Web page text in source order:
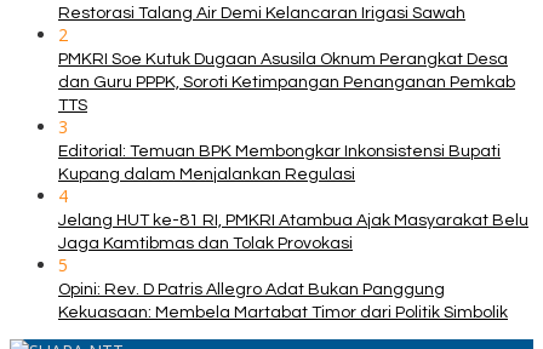
Restorasi Talang Air Demi Kelancaran Irigasi Sawah
2
PMKRI Soe Kutuk Dugaan Asusila Oknum Perangkat Desa
dan Guru PPPK, Soroti Ketimpangan Penanganan Pemkab
TTS
3
Editorial: Temuan BPK Membongkar Inkonsistensi Bupati
Kupang dalam Menjalankan Regulasi
4
Jelang HUT ke-81 RI, PMKRI Atambua Ajak Masyarakat Belu
Jaga Kamtibmas dan Tolak Provokasi
5
Opini: Rev. D Patris Allegro Adat Bukan Panggung
Kekuasaan: Membela Martabat Timor dari Politik Simbolik